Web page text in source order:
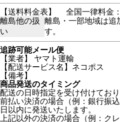
【送料料金表】
全国一律料金
離島他の扱
い
離島・一部地域は追
す。
追跡可能メール便
【業者】 ヤマト運輸
【配送サービス名】ネコポス
【備考】
商品発送のタイミング
配送の日時指定を受け付けており
前払い決済の場合（例：銀行
日以内に発送いたします。
上記以外の決済の場合（例：